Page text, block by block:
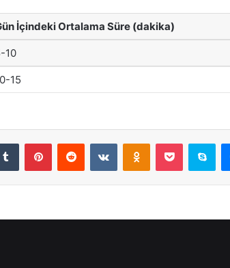
İçindeki Ortalama Süre (dakika)
10
15
Tumblr PinterestReddit VKontakteOdnoklassniki
Pocket